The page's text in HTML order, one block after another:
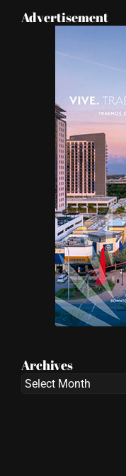
Advertisement
Archives
Archives